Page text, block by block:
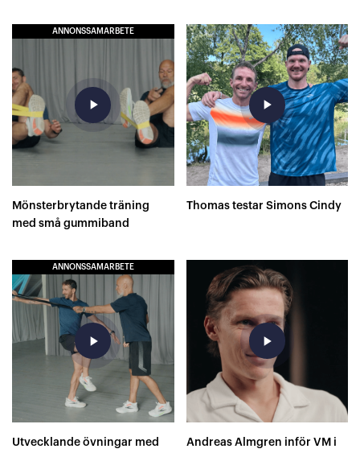
ANNONSSAMARBETE
play_arrow
Mönsterbrytande träning
med små gummiband
play_arrow
Thomas testar Simons Cindy
ANNONSSAMARBETE
play_arrow
Utvecklande övningar med
play_arrow
Andreas Almgren inför VM i